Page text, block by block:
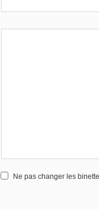
Ne pas changer les